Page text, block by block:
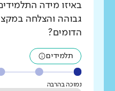
באיזו מידה
גבוהה והצלחה
הדומים?
תלמידים
נמוכה בהרבה